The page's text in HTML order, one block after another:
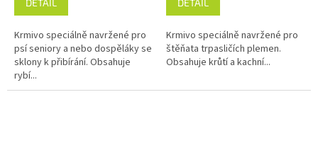
DETAIL
Krmivo speciálně navržené pro
psí seniory a nebo dospěláky se
sklony k přibírání. Obsahuje
rybí...
DETAIL
Krmivo speciálně navržené pro
štěňata trpasličích plemen.
Obsahuje krůtí a kachní...